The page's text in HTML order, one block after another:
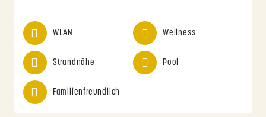
WLAN Wellness
Strandnähe Pool
Familienfreundlich